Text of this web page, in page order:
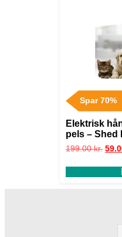
Spar 70%
Elektrisk
pels – Shed
199.00kr.